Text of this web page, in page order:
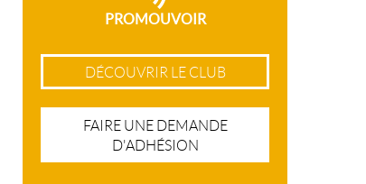
PROMOUVOIR
DÉCOUVRIR LE CLUB
FAIRE UNE DEMANDE
D'ADHÉSION